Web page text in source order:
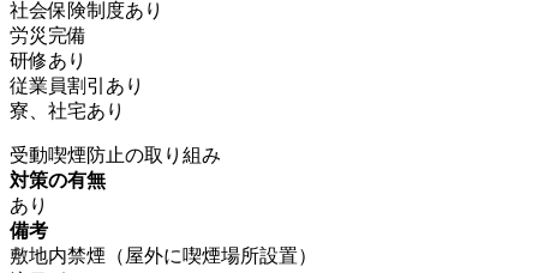
社会保険制度あり
労災完備
研修あり
従業員割引あり
寮、社宅あり
受動喫煙防止の取り組み
対策の有無
あり
備考
敷地内禁煙（屋外に喫煙場所設置）